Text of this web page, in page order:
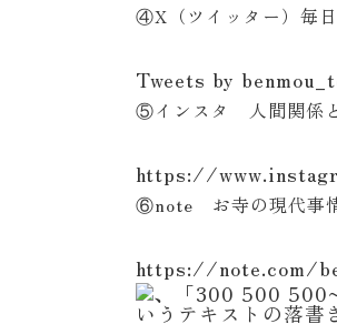
④X（ツイッター）毎
Tweets by
⑤インスタ 人間関係
https://
⑥note お寺の現代事
https://note.com/